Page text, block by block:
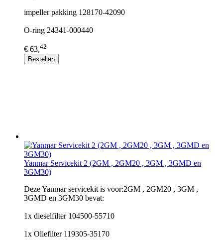
impeller pakking 128170-42090
O-ring 24341-000440
€ 63,42
Bestellen
Yanmar Servicekit 2 (2GM , 2GM20 , 3GM , 3GMD en
3GM30)
Deze Yanmar servicekit is voor:2GM , 2GM20 , 3GM ,
3GMD en 3GM30 bevat:
1x dieselfilter 104500-55710
1x Oliefilter 119305-35170